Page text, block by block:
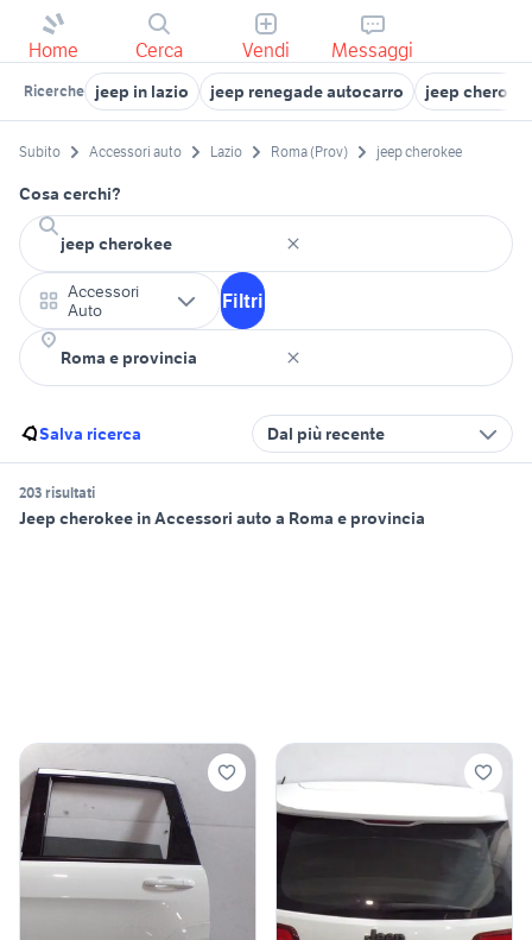
Home Cerca Vendi Messaggi
Ricerche jeep in lazio jeep renegade autocarro jeep
Subito Accessori auto Lazio Roma (Prov) jeep cherokee
Cosa cerchi?
Accessori
Auto
Filtri
Salva ricerca Dal più recente
203 risultati
Jeep cherokee in Accessori auto a Roma e provincia